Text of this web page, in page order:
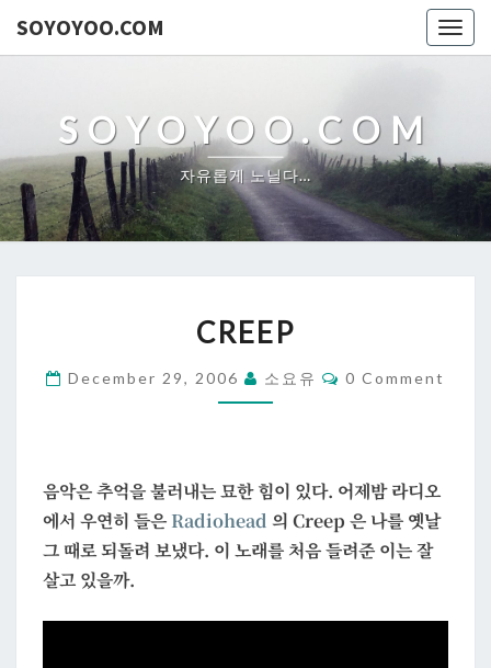
SOYOYOO.COM
SOYOYOO.COM
자유롭게 노닐다…
CREEP
December 29, 2006 소요유 Comments
0 Comment
음악은 추억을 불러내는 묘한 힘이 있다. 어제밤 라디오
에서 우연히 들은Radiohead 의 Creep 은 나를 옛날
그 때로 되돌려 보냈다. 이 노래를 처음 들려준 이는 잘
살고 있을까.